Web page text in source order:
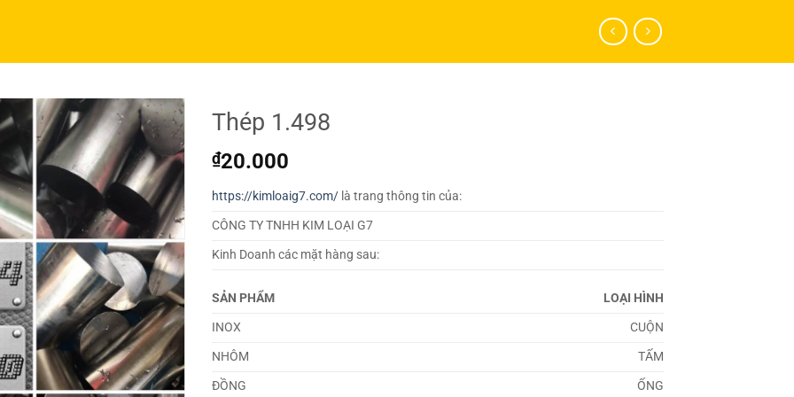
Thép 1.498
₫20.000
https://kimloaig7.com/ là trang thông tin của:
CÔNG TY TNHH KIM LOẠI G7
Kinh Doanh các mặt hàng sau:
SẢN PHẨM
LOẠI HÌNH
INOX
CUỘN
NHÔM
TẤM
ĐỒNG
ỐNG